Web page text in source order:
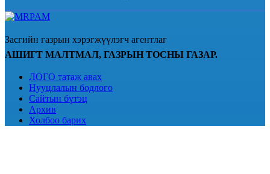
Засгийн газрын хэрэгжүүлэгч агентлаг
АШИГТ МАЛТМАЛ, ГАЗРЫН ТОСНЫ ГАЗАР.
ЛОГО татаж авах
Нууцлалын бодлого
Сайтын бүтэц
Архив
Холбоо барих